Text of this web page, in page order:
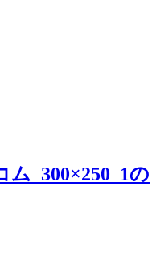
ム_300×250_1の